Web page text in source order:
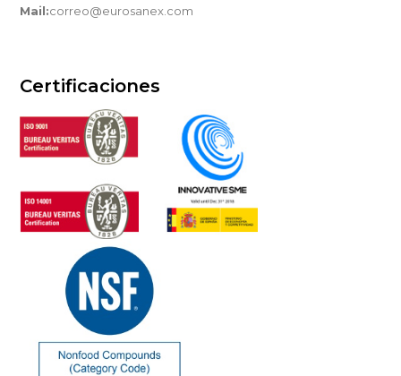
Mail:correo@eurosanex.com
Certificaciones